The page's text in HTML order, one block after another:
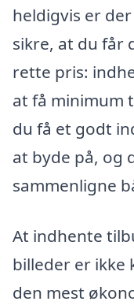
heldigvis er
sikre, at du får
rette pris:
at få minimum
du få et godt
at byde på, og
sammenligne
At indhente
billeder er ikke
den mest